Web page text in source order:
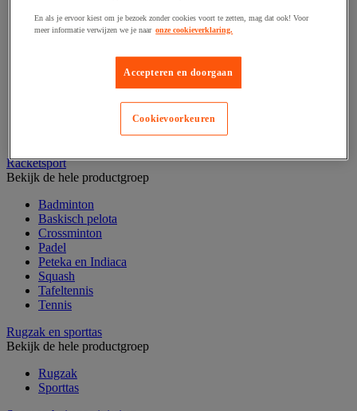
Sporthesje
Sportmedaille en lintje
Tactiekbord, notitieboekje en clip
Veldfles, bidon en thermosfles
Vloermarkering binnensport
Weerstands- en trainingsharnas voor sporters
Racketsport
Bekijk de hele productgroep
Badminton
Baskisch pelota
Crossminton
Padel
Peteka en Indiaca
Squash
Tafeltennis
Tennis
Rugzak en sporttas
Bekijk de hele productgroep
Rugzak
Sporttas
En als je ervoor kiest om je bezoek zonder cookies voort te zetten, mag dat ook! Voor
meer informatie verwijzen we je naar onze cookieverklaring.
Accepteren en doorgaan
Cookievoorkeuren